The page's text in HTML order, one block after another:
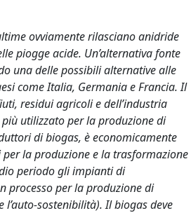
ovviamente rilasciano anidride
piogge acide. Un’alternativa fonte
una delle possibili alternative alle
come Italia, Germania e Francia. Il
residui agricoli e dell’industria
utilizzato per la produzione di
di biogas, è economicamente
la produzione e la trasformazione
periodo gli impianti di
processo per la produzione di
sostenibilità). Il biogas deve